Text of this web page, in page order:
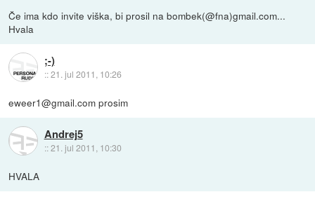
Če ima kdo invite viška, bi prosil na bombek(@fna)gmail.com...
Hvala
;-)
::21. jul 2011, 10:26
eweer1@gmail.com prosim
Andrej5
::21. jul 2011, 10:30
HVALA